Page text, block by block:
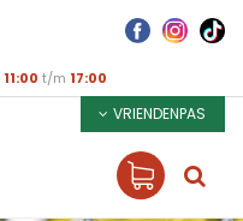
11:00 t/m 17:00
VRIENDENPAS